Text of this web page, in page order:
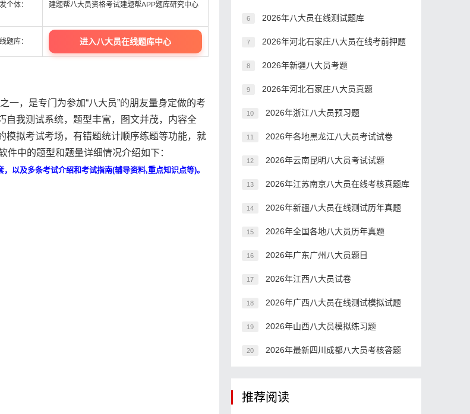
个体： 建题帮八大员资格考试建题帮APP题库研究中心
题库： 进入八大员在线题库中心
，是专门为参加“八大员”的朋友量身定做的考
自我测试系统，题型丰富，图文并茂，内容全
模拟考试考场，有错题统计顺序练题等功能，就
中的题型和题量详细情况介绍如下：
以及多条考试介绍和考试指南(辅导资料,重点知识点等)。
6 2026年八大员在线测试题库
7 2026年河北石家庄八大员在线考前押题
8 2026年新疆八大员考题
9 2026年河北石家庄八大员真题
10 2026年浙江八大员预习题
11 2026年各地黑龙江八大员考试试卷
12 2026年云南昆明八大员考试试题
13 2026年江苏南京八大员在线考核真题库
14 2026年新疆八大员在线测试历年真题
15 2026年全国各地八大员历年真题
16 2026年广东广州八大员题目
17 2026年江西八大员试卷
18 2026年广西八大员在线测试模拟试题
19 2026年山西八大员模拟练习题
20 2026年最新四川成都八大员考核答题
推荐阅读